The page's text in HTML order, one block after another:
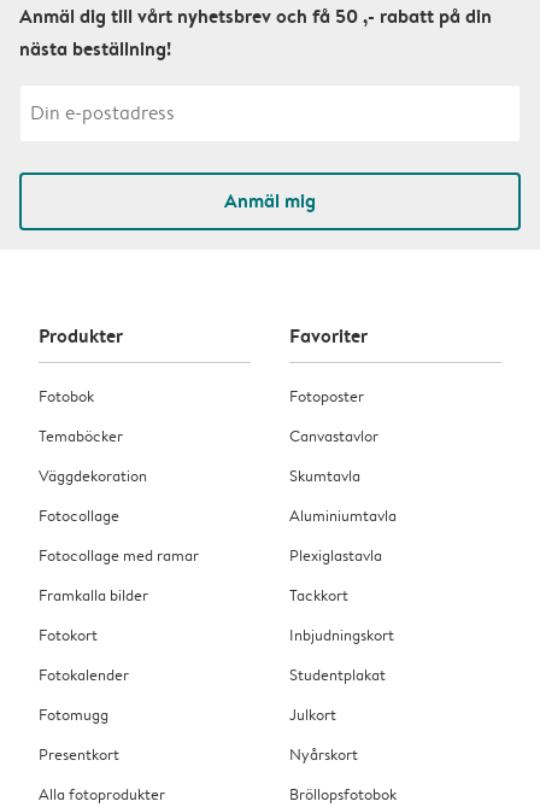
Anmäl dig till vårt nyhetsbrev och få 50 ,- rabatt på din
nästa beställning!
Anmäl mig
Produkter
Fotobok
Temaböcker
Väggdekoration
Fotocollage
Fotocollage med ramar
Framkalla bilder
Fotokort
Fotokalender
Fotomugg
Presentkort
Alla fotoprodukter
Favoriter
Fotoposter
Canvastavlor
Skumtavla
Aluminiumtavla
Plexiglastavla
Tackkort
Inbjudningskort
Studentplakat
Julkort
Nyårskort
Bröllopsfotobok